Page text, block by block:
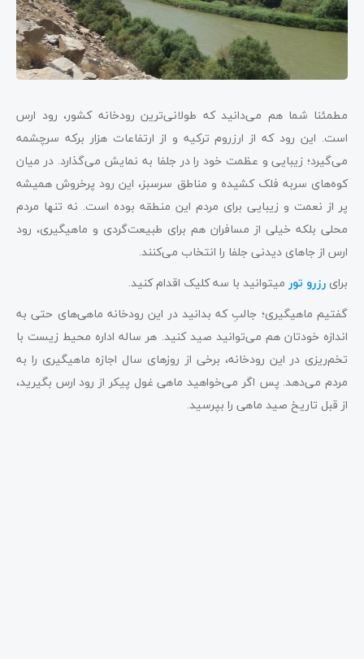
مطمئنا شما هم می‌دانید که طولانی‌ترین رودخانه کشور، رود ارس
است. این رود که از ارزروم ترکیه و از ارتفاعات هزار برکه سرچشمه
می‌گیرد؛ زیبایی و عظمت خود را در جلفا به نمایش می‌گذارد. در میان
کوه‌های سربه فلک کشیده و مناطق سرسبز، این رود پرخروش همیشه
پر از نعمت و زیبایی برای مردم این منطقه بوده است. نه تنها مردم
محلی بلکه خیلی از مسافران هم برای طبیعت‌گردی و ماهیگیری، رود
ارس از جاهای دیدنی جلفا را انتخاب می‌کنند.
برای رزرو تور میتوانید با سه کلیک اقدام کنید.
گفتیم ماهیگیری؛ جالبِ که بدانید در این رودخانه ماهی‌های حتی به
اندازه خودتان هم می‌توانید صید کنید. هر ساله اداره محیط زیست با
تخم‌ریزی در این رودخانه، برخی از روزهای سال اجازه ماهیگیری را به
مردم می‌دهد. پس اگر می‌خواهید ماهی غول پیکر از رود ارس بگیرید،
از قبل تاریخ صید ماهی را بپرسید.